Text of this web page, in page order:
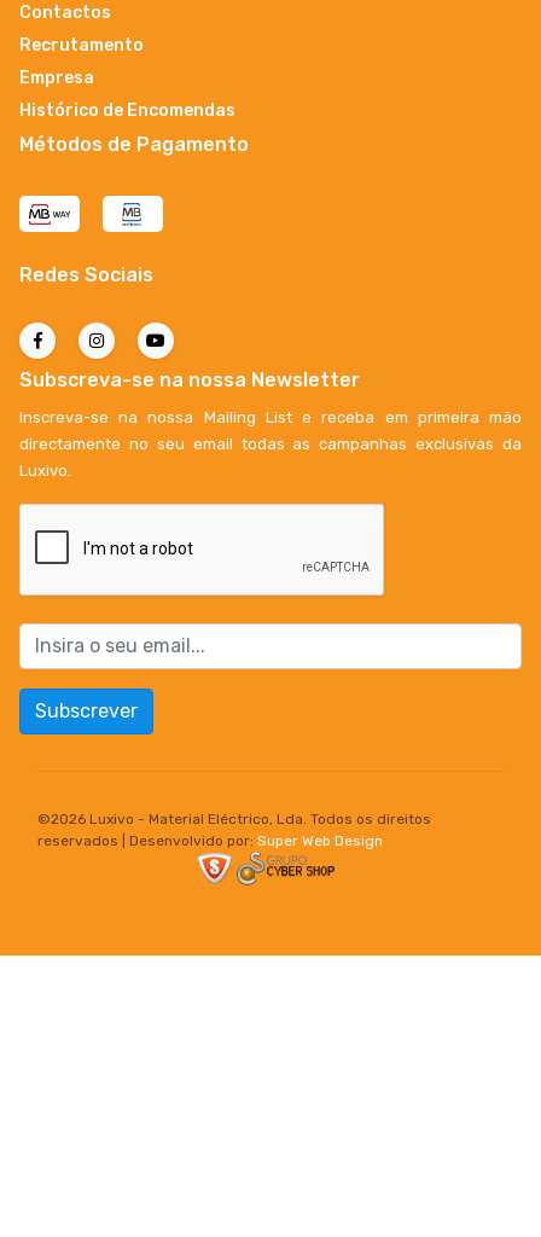
Contactos
Recrutamento
Empresa
Histórico de Encomendas
Métodos de Pagamento
Redes Sociais
Subscreva-se na nossa Newsletter
Inscreva-se na nossa Mailing List e receba em primeira mão
directamente no seu email todas as campanhas exclusivas da
Luxivo.
Subscrever
©2026 Luxivo - Material Eléctrico, Lda. Todos os direitos
reservados | Desenvolvido por: Super Web Design